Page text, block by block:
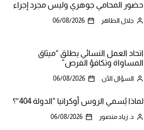
حضور المحامي جوهري وليس مجرد إجراء
جلال الطاهر 06/08/2026
اتحاد العمل النسائي يطلق “ميثاق
المساواة وتكافؤ الفرص”
السؤال الآن 06/08/2026
لماذا يُسمي الروس أوكرانيا “الدولة 404″؟
د. زياد منصور 06/08/2026